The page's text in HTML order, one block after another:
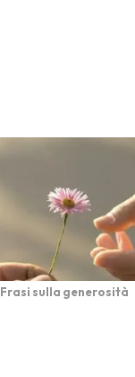
Frasi sulla generosità